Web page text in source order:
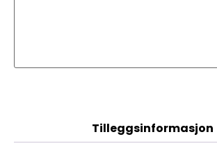
Tilleggsinformasjon